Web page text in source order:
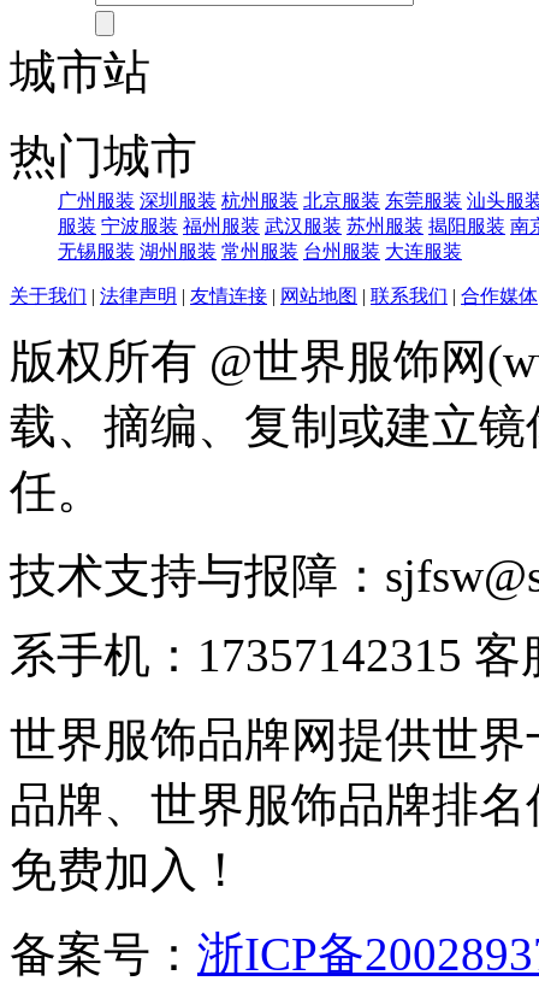
城市站
热门城市
广州服装 深圳服装 杭州服装 北京服装 东莞服装 汕头服
服装 宁波服装 福州服装 武汉服装 苏州服装 揭阳服装 南
无锡服装 湖州服装 常州服装 台州服装 大连服装
关于我们 | 法律声明 | 友情连接 | 网站地图 | 联系我们 | 合作媒体
版权所有 @世界服饰网
载、摘编、复制或建立
任。
技术支持与报障：
系手机：17357142315 客
世界服饰品牌网提供世
品牌、世界服饰品牌排
免费加入！
备案号： 浙ICP备